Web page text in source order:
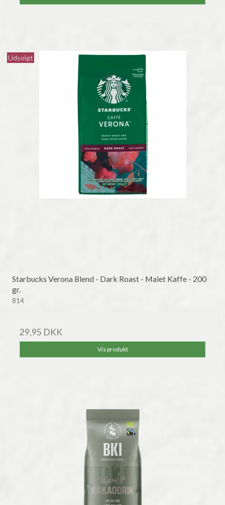
Udsolgt
Starbucks Verona Blend - Dark Roast - Malet Kaffe - 200
gr.
814
29,95 DKK
Vis produkt